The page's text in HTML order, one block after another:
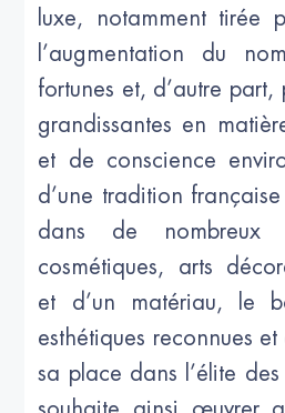
luxe, notamment tirée
l’augmentation du
fortunes et, d’autre part,
grandissantes en
et de conscience
d’une tradition
dans de nombreux
cosmétiques, arts
et d’un matériau, le
esthétiques reconnues
sa place dans l’élite